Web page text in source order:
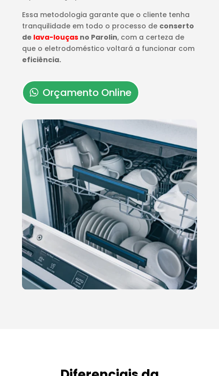
Essa metodologia garante que o cliente tenha
tranquilidade em todo o processo de conserto
de lava-louçasno Parolin, com a certeza de
que o eletrodoméstico voltará a funcionar com
eficiência.
Orçamento Online